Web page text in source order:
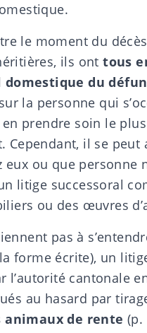
le moment du
ils onttous
domestique du
la personne qui
prendre soin le
Cependant, il se
eux ou que personne
litige successoral
ou des œuvres
pas à
forme écrite), un
l’autorité cantonale
au hasard par
animaux de rente (p.